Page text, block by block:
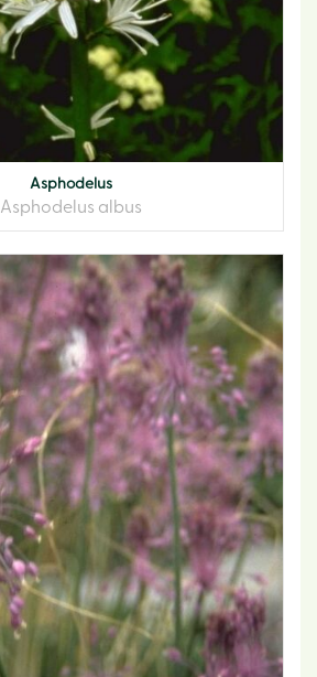
Asphodelus
Asphodelus albus